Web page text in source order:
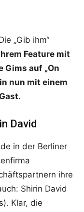
„Gib ihm“
Feature mit
Gims auf „On
nun mit einem
David
in der Berliner
ihre
Shirin David
Klar, die